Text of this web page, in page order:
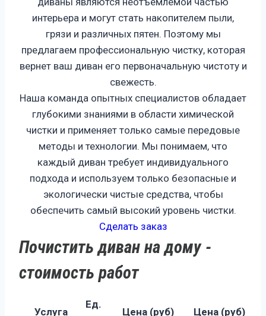
интерьера и могут стать накопителем пыли,
грязи и различных пятен. Поэтому мы
предлагаем профессиональную чистку, которая
вернет ваш диван его первоначальную чистоту и
свежесть.
Наша команда опытных специалистов обладает
глубокими знаниями в области химической
чистки и применяет только самые передовые
методы и технологии. Мы понимаем, что
каждый диван требует индивидуального
подхода и используем только безопасные и
экологически чистые средства, чтобы
обеспечить самый высокий уровень чистки.
Сделать заказ
Почистить диван на дому -
стоимость работ
Услуга
Ед.
Цена (руб) Цена (руб)